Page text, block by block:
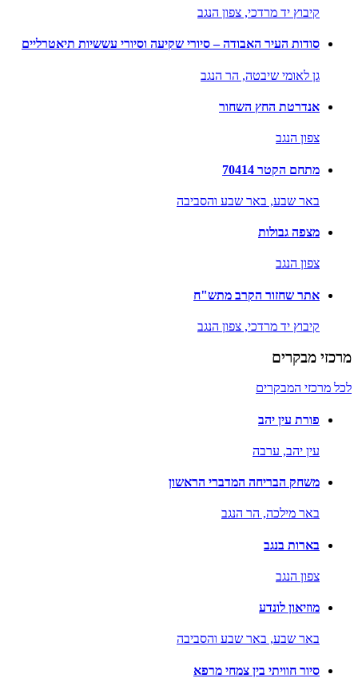
קיבוץ יד מרדכי, צפון הנגב
סודות העיר האבודה – סיורי שקיעה וסיורי עששיות תיאטרליים
גן לאומי שיבטה, הר הנגב
אנדרטת החץ השחור
צפון הנגב
מתחם הקטר 70414
באר שבע, באר שבע והסביבה
מצפה גבולות
צפון הנגב
אתר שחזור הקרב מתש"ח
קיבוץ יד מרדכי, צפון הנגב
מרכזי מבקרים
לכל מרכזי המבקרים
פורת עין יהב
עין יהב, ערבה
משחק הבריחה המדברי הראשון
באר מילכה, הר הנגב
בארות בנגב
צפון הנגב
מוזיאון לונדע
באר שבע, באר שבע והסביבה
סיור חוויתי בין צמחי מרפא